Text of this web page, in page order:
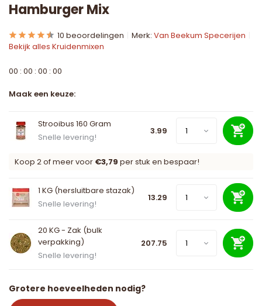
Hamburger Mix
10 beoordelingen Merk: Van Beekum Specerijen
Bekijk alles Kruidenmixen
00 : 00 : 00 : 00
Maak een keuze:
Strooibus 160 Gram
Snelle levering!
3.99
Koop 2 of meer voor €3,79 per stuk en bespaar!
1 KG (hersluitbare stazak)
Snelle levering!
13.29
20 KG - Zak (bulk
verpakking)
Snelle levering!
207.75
Grotere hoeveelheden nodig?